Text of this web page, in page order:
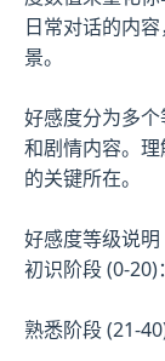
日常对话的内
景。
好感度分为多
和剧情内容。
的关键所在。
好感度等级说明
初识阶段 (0-
熟悉阶段 (21-